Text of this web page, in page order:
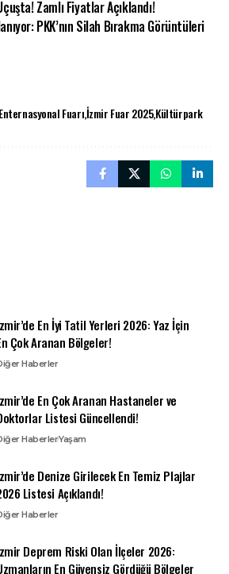
Zamlı Fiyatlar Açıklandı!
PKK’nın Silah Bırakma Görüntüleri
Fuarıİzmir Fuar 2025Kültürpark
En İyi Tatil Yerleri 2026: Yaz İçin
Çok Aranan Bölgeler!
Haberler
En Çok Aranan Hastaneler ve
Listesi Güncellendi!
HaberlerYaşam
Denize Girilecek En Temiz Plajlar
Listesi Açıklandı!
Haberler
Deprem Riski Olan İlçeler 2026:
En Güvensiz Gördüğü Bölgeler